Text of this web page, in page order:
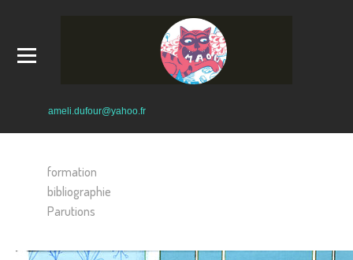
ameli.dufour@yahoo.fr
formation
bibliographie
Parutions